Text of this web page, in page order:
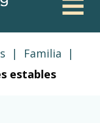
| Familia
|
estables